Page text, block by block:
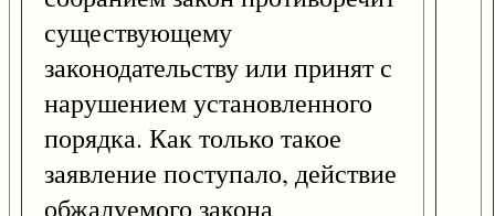
существующему
законодательству или принят с
нарушением установленного
порядка. Как только такое
заявление поступало, действие
обжалуемого закона